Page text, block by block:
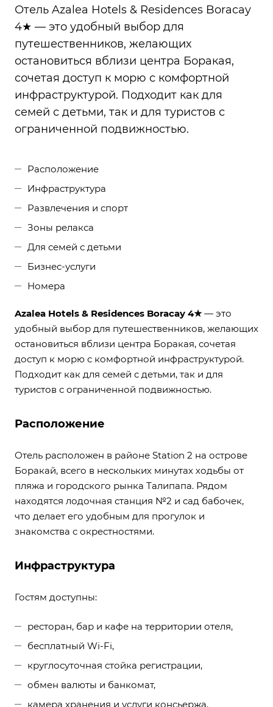
Отель Azalea Hotels & Residences Boracay
4★ — это удобный выбор для
путешественников, желающих
остановиться вблизи центра Боракая,
сочетая доступ к морю с комфортной
инфраструктурой. Подходит как для
семей с детьми, так и для туристов с
ограниченной подвижностью.
Расположение
Инфраструктура
Развлечения и спорт
Зоны релакса
Для семей с детьми
Бизнес-услуги
Номера
Azalea Hotels & Residences Boracay 4★— это
удобный выбор для путешественников, желающих
остановиться вблизи центра Боракая, сочетая
доступ к морю с комфортной инфраструктурой.
Подходит как для семей с детьми, так и для
туристов с ограниченной подвижностью.
Расположение
Отель расположен в районе Station 2 на острове
Боракай, всего в нескольких минутах ходьбы от
пляжа и городского рынка Талипапа. Рядом
находятся лодочная станция №2 и сад бабочек,
что делает его удобным для прогулок и
знакомства с окрестностями.
Инфраструктура
Гостям доступны:
ресторан, бар и кафе на территории отеля,
бесплатный Wi-Fi,
круглосуточная стойка регистрации,
обмен валюты и банкомат,
камера хранения и услуги консьержа,